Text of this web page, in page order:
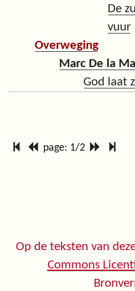
De
vuur
Overweging
Marc De la
God laat
page: 1/2
Op de teksten van
Commons